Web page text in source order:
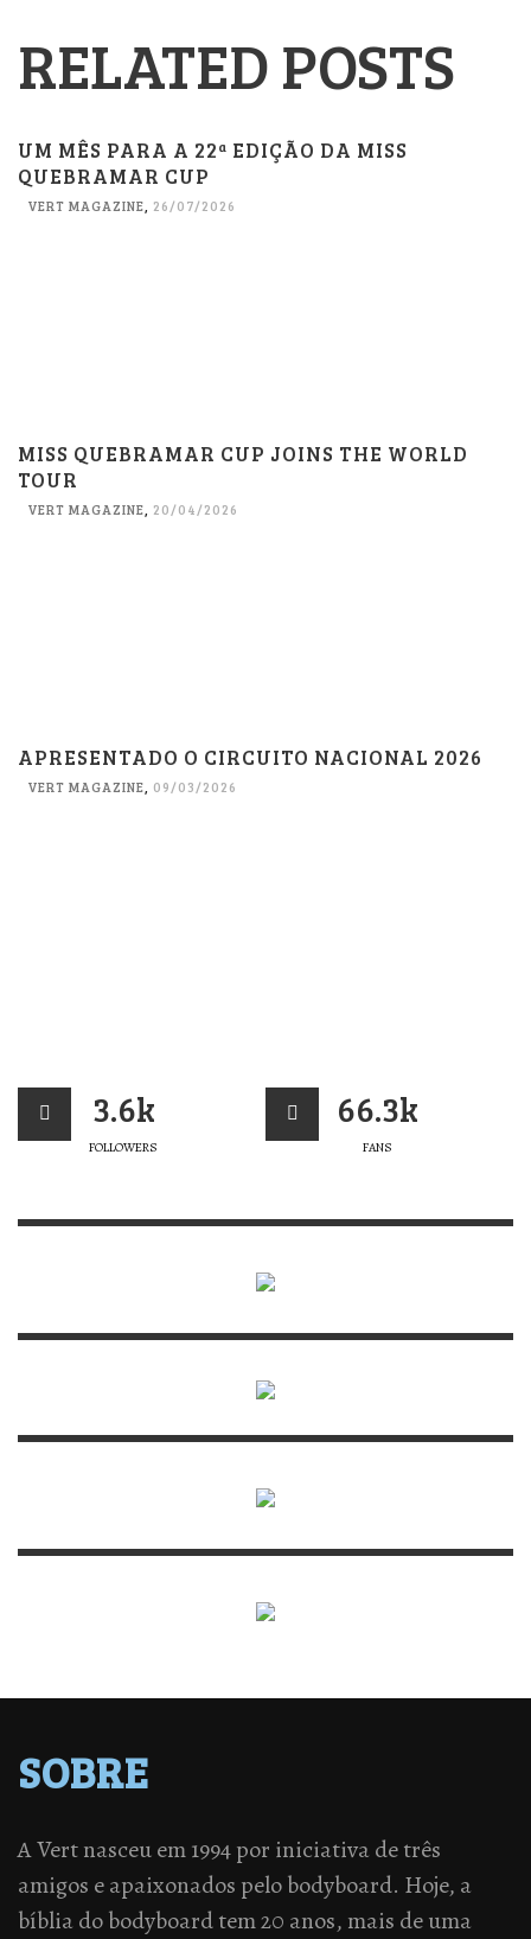
RELATED POSTS
UM MÊS PARA A 22ª EDIÇÃO DA MISS
QUEBRAMAR CUP
VERT MAGAZINE 26/07/2026
MISS QUEBRAMAR CUP JOINS THE WORLD
TOUR
VERT MAGAZINE, 20/04/2026
APRESENTADO O CIRCUITO NACIONAL 2026
VERT MAGAZINE, 09/03/2026
3.6k
FOLLOWERS
66.3k
FANS
SOBRE
A Vert nasceu em 1994 por iniciativa de três
amigos e apaixonados pelo bodyboard. Hoje, a
bíblia do bodyboard tem 20 anos, mais de uma